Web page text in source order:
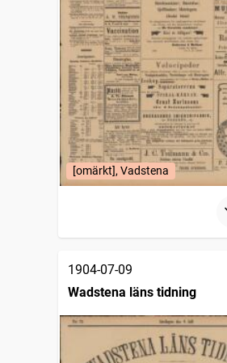
[omärkt], Vadstena
1904-07-09
Wadstena läns tidning